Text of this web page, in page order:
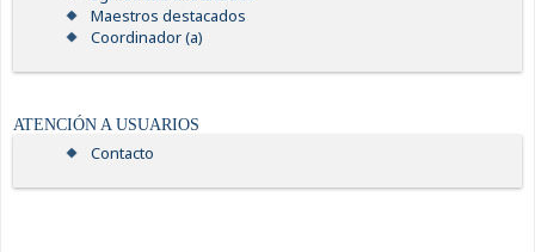
Maestros destacados
Coordinador (a)
ATENCIÓN A USUARIOS
Contacto